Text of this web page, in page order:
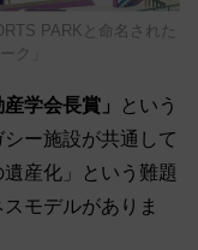
PARKと命名された
ク」
産学会長賞」
という
ー施設が共通して
産化」という難題
モデルがありま